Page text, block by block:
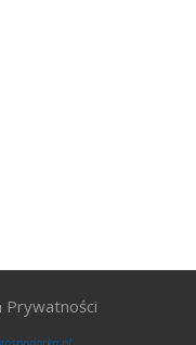
Prywatności